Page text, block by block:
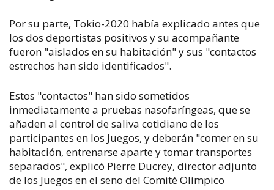
Por su parte, Tokio-2020 había explicado antes que
los dos deportistas positivos y su acompañante
fueron "aislados en su habitación" y sus "contactos
estrechos han sido identificados".
Estos "contactos" han sido sometidos
inmediatamente a pruebas nasofaríngeas, que se
añaden al control de saliva cotidiano de los
participantes en los Juegos, y deberán "comer en su
habitación, entrenarse aparte y tomar transportes
separados", explicó Pierre Ducrey, director adjunto
de los Juegos en el seno del Comité Olímpico